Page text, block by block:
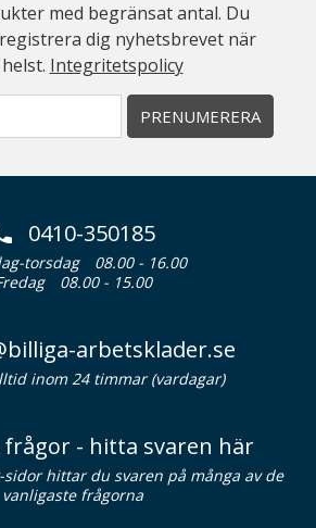
med begränsat antal. Du
dig nyhetsbrevet när
Integritetspolicy
PRENUMERERA
0410-350185
torsdag
08.00 - 16.00
08.00 - 15.00
arbetsklader.se
inom 24 timmar (vardagar)
frågor - hitta svaren här
hittar du svaren på många av de
vanligaste frågorna